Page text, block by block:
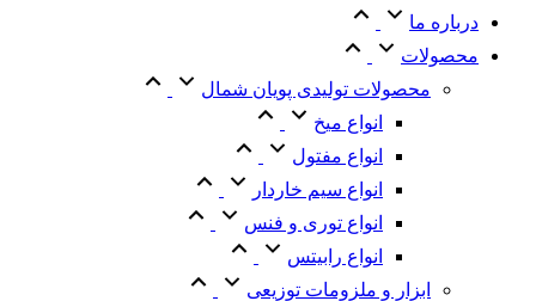
درباره ما
محصولات
محصولات تولیدی پویان شمال
انواع میخ
انواع مفتول
انواع سیم خاردار
انواع توری و فنس
انواع رابیتس
ابزار و ملزومات توزیعی